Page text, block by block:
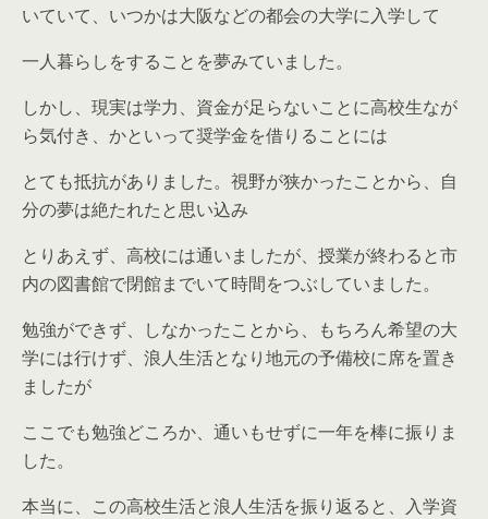
いていて、いつかは大阪などの都会の大学に入学して
一人暮らしをすることを夢みていました。
しかし、現実は学力、資金が足らないことに高校生なが
ら気付き、かといって奨学金を借りることには
とても抵抗がありました。視野が狭かったことから、自
分の夢は絶たれたと思い込み
とりあえず、高校には通いましたが、授業が終わると市
内の図書館で閉館までいて時間をつぶしていました。
勉強ができず、しなかったことから、もちろん希望の大
学には行けず、浪人生活となり地元の予備校に席を置き
ましたが
ここでも勉強どころか、通いもせずに一年を棒に振りま
した。
本当に、この高校生活と浪人生活を振り返ると、入学資